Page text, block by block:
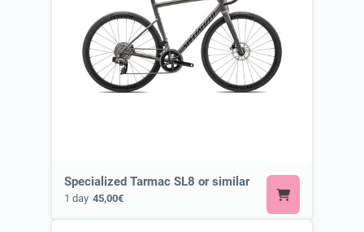
Specialized Tarmac SL8 or similar
1 day 45,00€